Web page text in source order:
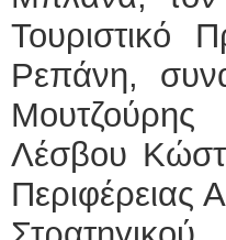
Τουριστικό
Ρεπάνη,
Λέσβου
Περιφέρειας